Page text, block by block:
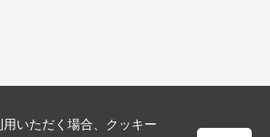
いただく場合、クッキー